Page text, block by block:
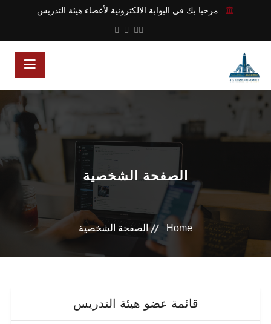
مرحبا بك في البوابة الالكترونية لأعضاء هيئة التدريس
الصفحة الشخصية
Home الصفحة الشخصية
قائمة عضو هيئة التدريس